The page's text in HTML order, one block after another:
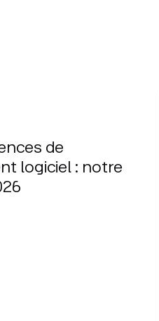
de
logiciel : notre